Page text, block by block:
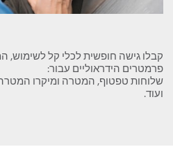
קבלו גישה חופשית לכלי קל
פרמטרים הידראוליים עבור:
שלוחות טפטוף, המטרה ומיקרו
ועוד.